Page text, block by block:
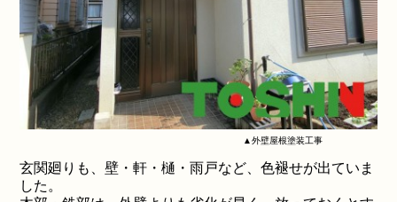
▲外壁屋根塗装工事
玄関廻りも、壁・軒・樋・雨戸など、色褪せが出ていま
した。